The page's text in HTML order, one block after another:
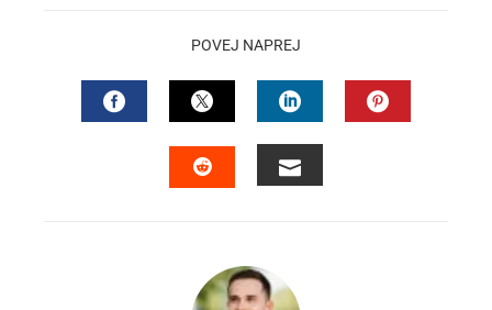
POVEJ NAPREJ
FACEBOOKTWITTERLINKEDIN